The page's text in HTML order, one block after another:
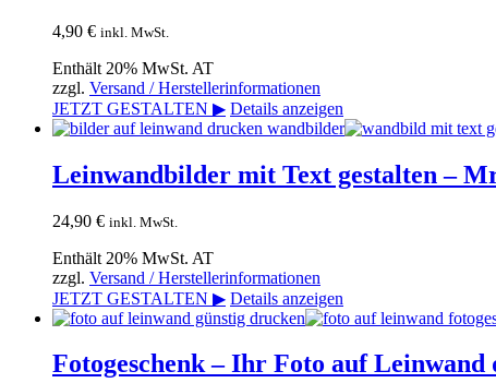
4,90 € inkl. MwSt.
Enthält 20% MwSt. AT
zzgl. Versand / Herstellerinformationen
JETZT GESTALTEN ▶ Details anzeigen
Leinwandbilder mit Text gestalten –
24,90 € inkl. MwSt.
Enthält 20% MwSt. AT
zzgl. Versand / Herstellerinformationen
JETZT GESTALTEN ▶ Details anzeigen
Fotogeschenk – Ihr Foto auf